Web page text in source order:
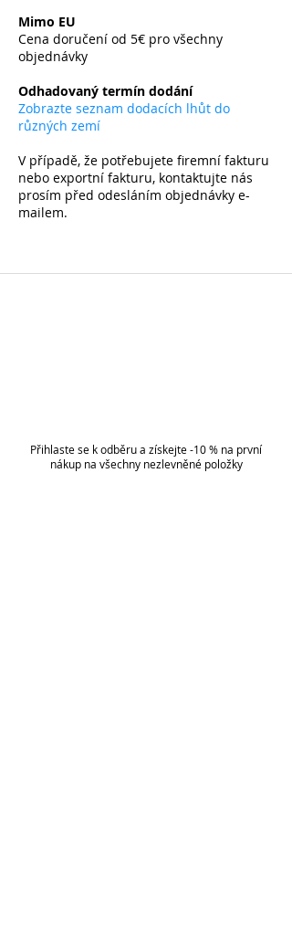
Mimo EU
Cena doručení od 5€ pro všechny
objednávky
Odhadovaný termín dodání
Zobrazte seznam dodacích lhůt do
různých zemí
V případě, že potřebujete firemní fakturu
nebo exportní fakturu, kontaktujte nás
prosím před odesláním objednávky e-
mailem.
Přihlaste se k odběru a získejte -10 % na první
nákup na všechny nezlevněné položky